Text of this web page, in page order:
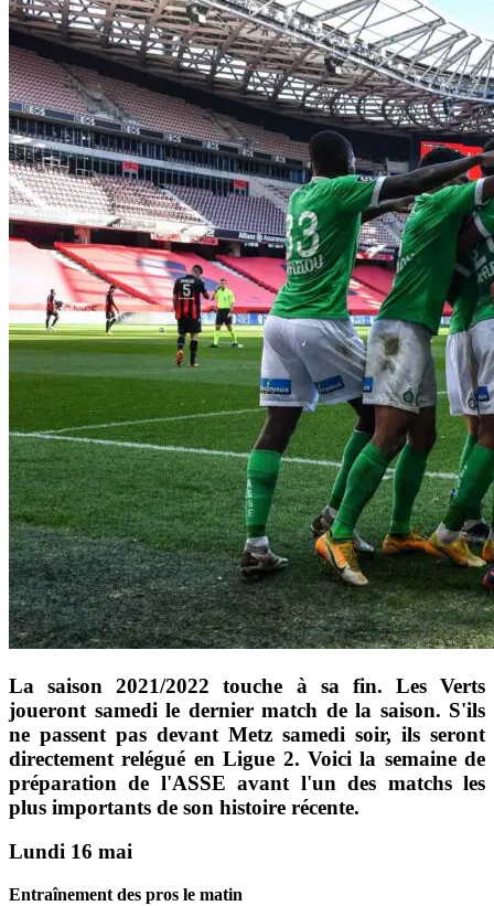
La saison 2021/2022 touche à sa fin. Les Verts
joueront samedi le dernier match de la saison. S'ils
ne passent pas devant Metz samedi soir, ils seront
directement relégué en Ligue 2. Voici la semaine de
préparation de l'ASSE avant l'un des matchs les
plus importants de son histoire récente.
Lundi 16 mai
Entraînement des pros le matin